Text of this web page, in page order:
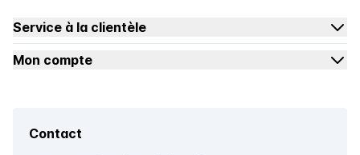
Service à la clientèle
Mon compte
Contact